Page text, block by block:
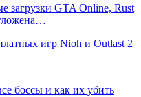
загрузки GTA Online, Rust
игр Nioh и Outlast 2
боссы и как их убить